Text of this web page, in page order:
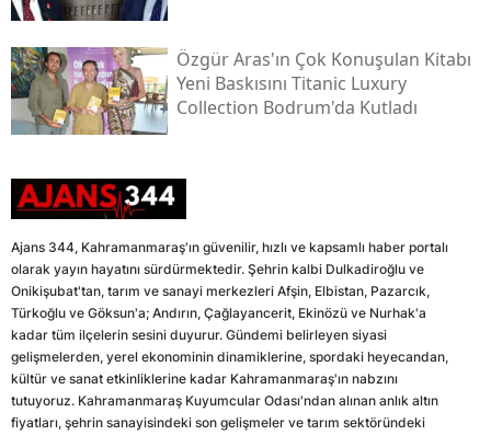
Özgür Aras'ın Çok Konuşulan Kitabı
Yeni Baskısını Titanic Luxury
Collection Bodrum'da Kutladı
Ajans 344, Kahramanmaraş'ın güvenilir, hızlı ve kapsamlı haber portalı
olarak yayın hayatını sürdürmektedir. Şehrin kalbi Dulkadiroğlu ve
Onikişubat'tan, tarım ve sanayi merkezleri Afşin, Elbistan, Pazarcık,
Türkoğlu ve Göksun'a; Andırın, Çağlayancerit, Ekinözü ve Nurhak'a
kadar tüm ilçelerin sesini duyurur. Gündemi belirleyen siyasi
gelişmelerden, yerel ekonominin dinamiklerine, spordaki heyecandan,
kültür ve sanat etkinliklerine kadar Kahramanmaraş'ın nabzını
tutuyoruz. Kahramanmaraş Kuyumcular Odası'ndan alınan anlık altın
fiyatları, şehrin sanayisindeki son gelişmeler ve tarım sektöründeki